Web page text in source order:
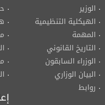
الوزير
الهيكلية التنظيمية
المهمة
التاريخ القانوني
الوزراء السابقون
البيان الوزاري
روابط